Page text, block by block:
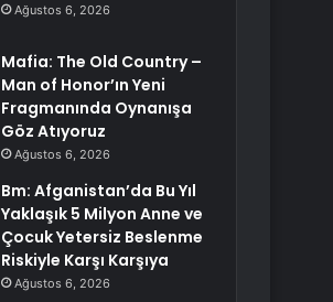
Ağustos 6, 2026
Mafia: The Old Country –
Man of Honor’ın Yeni
Fragmanında Oynanışa
Göz Atıyoruz
Ağustos 6, 2026
Bm: Afganistan’da Bu Yıl
Yaklaşık 5 Milyon Anne ve
Çocuk Yetersiz Beslenme
Riskiyle Karşı Karşıya
Ağustos 6, 2026